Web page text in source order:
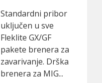
Standardni pribor
uključen u sve
Fleklite GX/GF
pakete brenera za
zavarivanje. Drška
brenera za MIG...